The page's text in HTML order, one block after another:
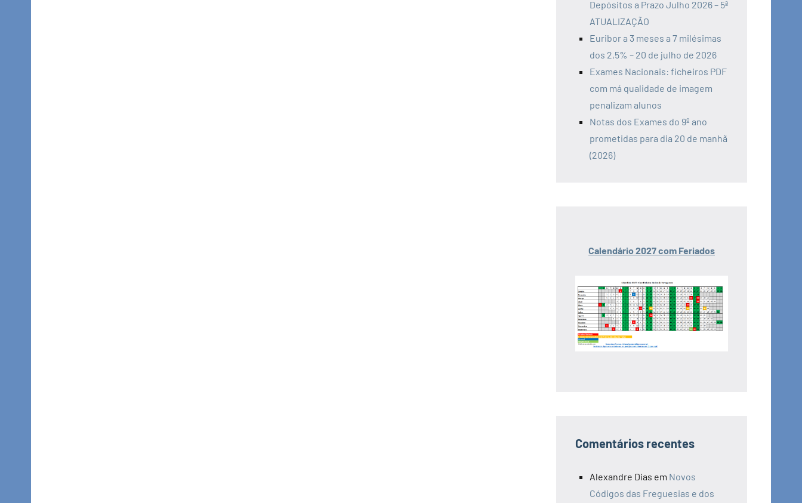
Depósitos a Prazo Julho 2026 – 5ª
ATUALIZAÇÃO
Euribor a 3 meses a 7 milésimas
dos 2,5% – 20 de julho de 2026
Exames Nacionais: ficheiros PDF
com má qualidade de imagem
penalizam alunos
Notas dos Exames do 9º ano
prometidas para dia 20 de manhã
(2026)
Calendário 2027 com Feriados
Comentários recentes
Alexandre Dias em Novos
Códigos das Freguesias e dos